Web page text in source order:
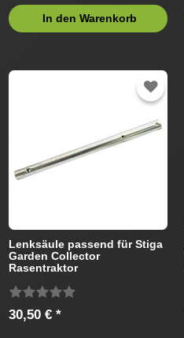
In den Warenkorb
Lenksäule passend für Stiga
Garden Collector
Rasentraktor
30,50 € *